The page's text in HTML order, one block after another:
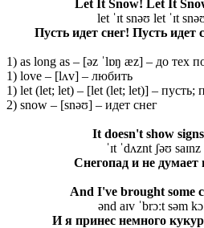
Let It Snow! Let It
let ˈɪt snəʊ let ˈɪt
Пусть идет снег! Пусть идет
1) as long as – [əz ˈlɒŋ æz] – до тех
1) love – [lʌv] – любить
1) let (let; let) – [let (let; let)] – пусть;
2) snow – [snəʊ] – идет снег
It doesn't show
ˈɪt ˈdʌznt ʃəʊ
Снегопад и не думает
And I've brought some
ənd aɪv ˈbrɔːt səm
И я принес немного